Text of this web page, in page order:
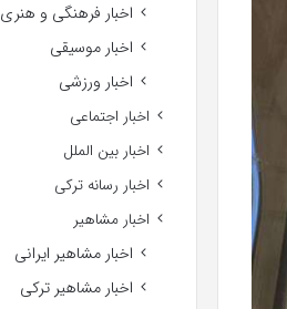
اخبار فرهنگی و هنری
اخبار موسیقی
اخبار ورزشی
اخبار اجتماعی
اخبار بین الملل
اخبار رسانه ترکی
اخبار مشاهیر
اخبار مشاهیر ایرانی
اخبار مشاهیر ترکی